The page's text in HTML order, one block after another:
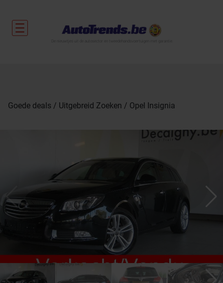
Goede deals Uitgebreid Zoeken Opel Insignia